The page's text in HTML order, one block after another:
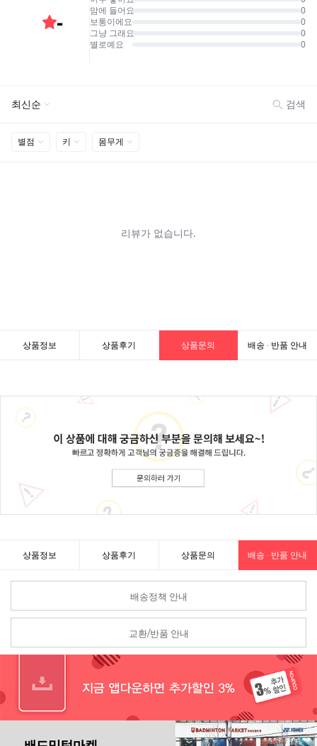
상품정보 상품후기 상품문의 배송 · 반품 안내
상품정보 상품후기 상품문의 배송 · 반품 안내
배송정책 안내
교환/반품 안내